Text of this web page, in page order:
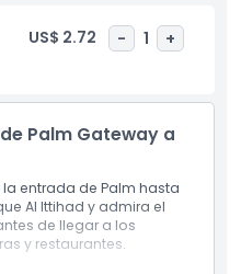
la vegetación y la costa
desplazamiento en una
Además de ser
con el transporte
ocio, compras o
una manera fluida,
lo mejor de Palm
US$ 2.72 - 1 +
Palm Gateway a
entrada de Palm hasta
Al Ittihad y admira el
de llegar a los
y restaurantes.